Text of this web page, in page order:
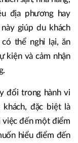
địa phương hay
giúp du khách
có thể nghỉ lại, ăn
kiện và cảm nhận
đổi trong hành vi
khách, đặc biệt là
việc đến một điểm
hiểu điểm đến